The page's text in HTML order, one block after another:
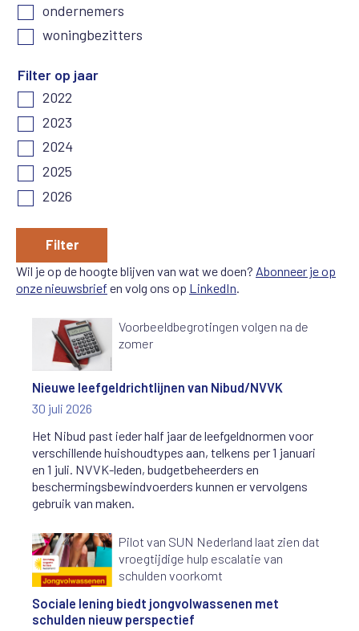
ondernemers
woningbezitters
Filter op jaar
2022
2023
2024
2025
2026
Filter
Wil je op de hoogte blijven van wat we doen? Abonneer je op
onze nieuwsbrief en volg ons op LinkedIn
Voorbeeldbegrotingen volgen na de
zomer
Nieuwe leefgeldrichtlijnen van Nibud/NVVK
30 juli 2026
Het Nibud past ieder half jaar de leefgeldnormen voor
verschillende huishoudtypes aan, telkens per 1 januari
en 1 juli. NVVK-leden, budgetbeheerders en
beschermingsbewindvoerders kunnen er vervolgens
gebruik van maken.
Pilot van SUN Nederland laat zien dat
vroegtijdige hulp escalatie van
schulden voorkomt
Sociale lening biedt jongvolwassenen met
schulden nieuw perspectief